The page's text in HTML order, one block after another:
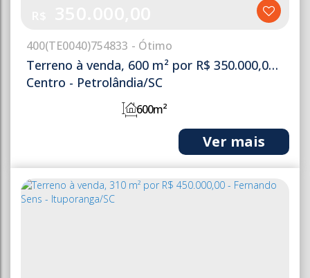
Terreno à venda, 600 m² por R$ 350.000,00 -
Centro - Petrolândia/SC
400(TE0040)754833
600m²